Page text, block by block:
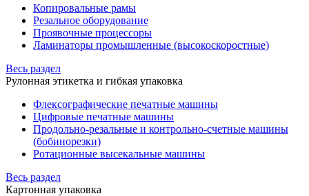
Копировальные рамы
Резальное оборудование
Проявочные процессоры
Ламинаторы промышленные (высокоскоростные)
Весь раздел
Рулонная этикетка и гибкая упаковка
Флексографические печатные машины
Цифровые печатные машины
Продольно-резальные и контрольно-счетные машины
(бобинорезки)
Ротационные высекальные машины
Весь раздел
Картонная упаковка